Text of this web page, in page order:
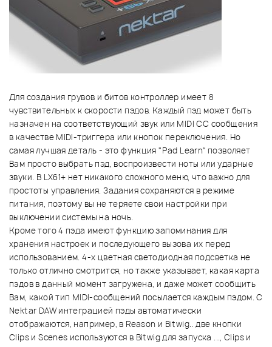
Для создания грувов и битов контроллер имеет 8
чувствительных к скорости пэдов. Каждый пэд может быть
назначен на соответствующий звук или MIDI CC сообщения
в качестве MIDI-триггера или кнопок переключения. Но
самая лучшая деталь - это функция "Pad Learn“ позволяет
Вам просто выбрать пэд, воспроизвести ноты или ударные
звуки. В LX61+ нет никакого сложного меню, что важно для
простоты управления. Задания сохраняются в режиме
питания, поэтому вы не теряете свои настройки при
выключении системы на ночь.
Кроме того 4 пэда имеют функцию запоминания для
хранения настроек и последующего вызова их перед
использованием. 4-х цветная светодиодная подсветка не
только отлично смотрится, но также указывает, какая карта
пэдов в данный момент загружена, и даже может сообщить
Вам, какой тип MIDI-сообщений посылается каждым пэдом. С
Nektar DAW интеграцией пэды автоматически
отображаются, например, в Reason и Bitwig.. две кнопки
Clips и Scenes используются в Bitwig для запуска ..., Clips и